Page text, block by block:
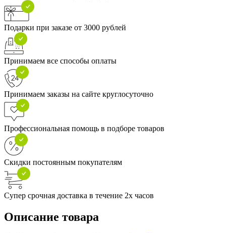
Подарки при заказе от 3000 рублей
Принимаем все способы оплаты
Принимаем заказы на сайте круглосуточно
Профессиональная помощь в подборе товаров
Скидки постоянным покупателям
Супер срочная доставка в течение 2х часов
Описание товара